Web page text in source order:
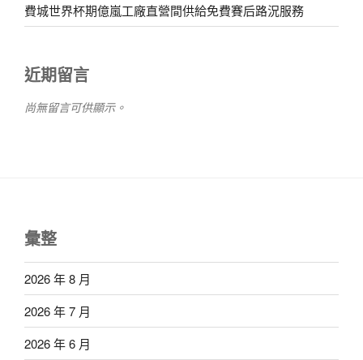
費城世界杯期億嵐工廠直營間供給免費賽后路況服務
近期留言
尚無留言可供顯示。
彙整
2026 年 8 月
2026 年 7 月
2026 年 6 月